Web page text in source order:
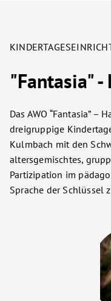
"Fantasia" -
Das AWO “Fantasia” –
dreigruppige
Kulmbach mit den
altersgemischtes,
Partizipation im
Sprache der Schlüssel